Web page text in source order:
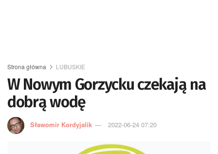
Strona główna LUBUSKIE
W Nowym Gorzycku czekają na
dobrą wodę
Sławomir Kordyjalik 2022-06-24 07:20